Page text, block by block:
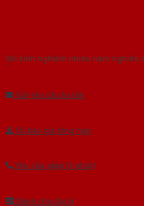
Với kinh nghiệm nhiêu năm nghiên
Âu.Chúng tôi tự tin là nhà sản xuất &
Gửi yêu cầu tư vấn
Tải báo giá tổng hợp
Yêu cầu gọi lại (3 phút)
Dành cho đại lý